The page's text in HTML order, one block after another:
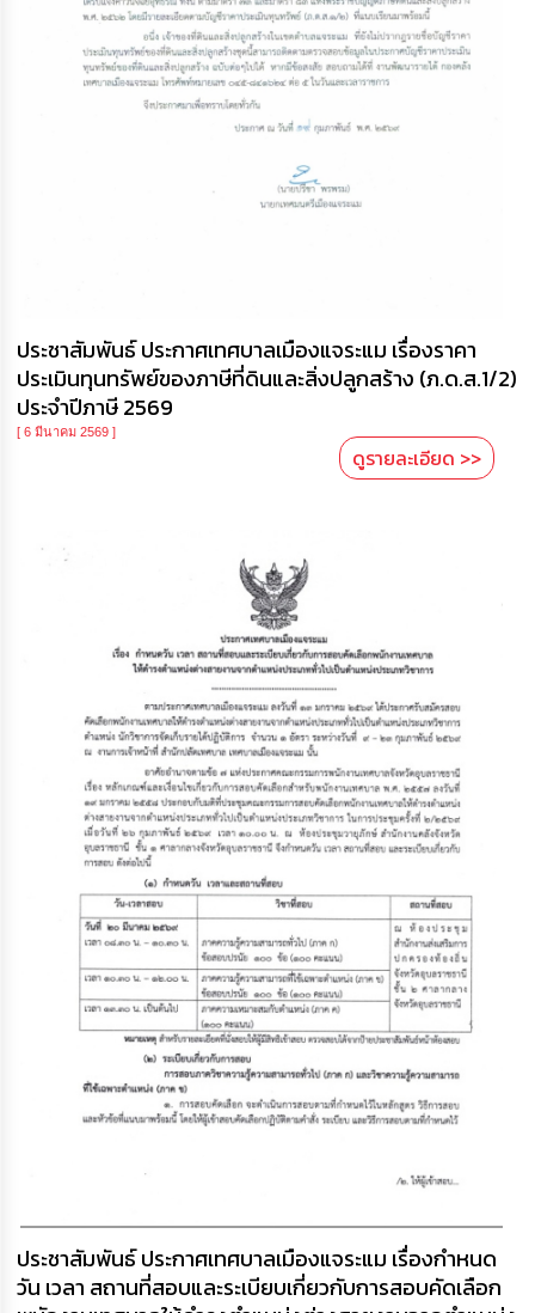
ประชาสัมพันธ์ ประกาศเทศบาลเมืองแจระแม เรื่องราคา
ประเมินทุนทรัพย์ของภาษีที่ดินและสิ่งปลูกสร้าง (ภ.ด.ส.1/2)
ประจำปีภาษี 2569
[ 6 มีนาคม 2569 ]
ดูรายละเอียด >>
ประชาสัมพันธ์ ประกาศเทศบาลเมืองแจระแม เรื่องกำหนด
วัน เวลา สถานที่สอบและระเบียบเกี่ยวกับการสอบคัดเลือก